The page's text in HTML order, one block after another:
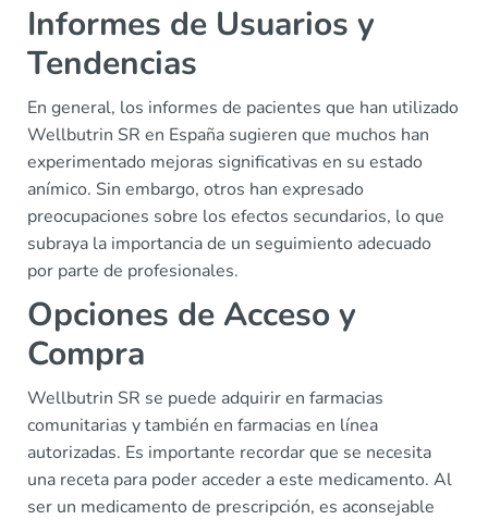
Informes de Usuarios y
Tendencias
En general, los informes de pacientes que han utilizado
Wellbutrin SR en España sugieren que muchos han
experimentado mejoras significativas en su estado
anímico. Sin embargo, otros han expresado
preocupaciones sobre los efectos secundarios, lo que
subraya la importancia de un seguimiento adecuado
por parte de profesionales.
Opciones de Acceso y
Compra
Wellbutrin SR se puede adquirir en farmacias
comunitarias y también en farmacias en línea
autorizadas. Es importante recordar que se necesita
una receta para poder acceder a este medicamento. Al
ser un medicamento de prescripción, es aconsejable